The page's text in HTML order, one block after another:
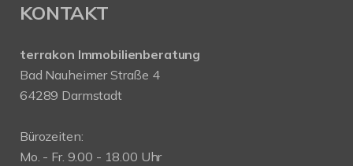
KONTAKT
terrakon Immobilienberatung
Bad Nauheimer Straße 4
64289 Darmstadt
Bürozeiten:
Mo. - Fr. 9.00 - 18.00 Uhr